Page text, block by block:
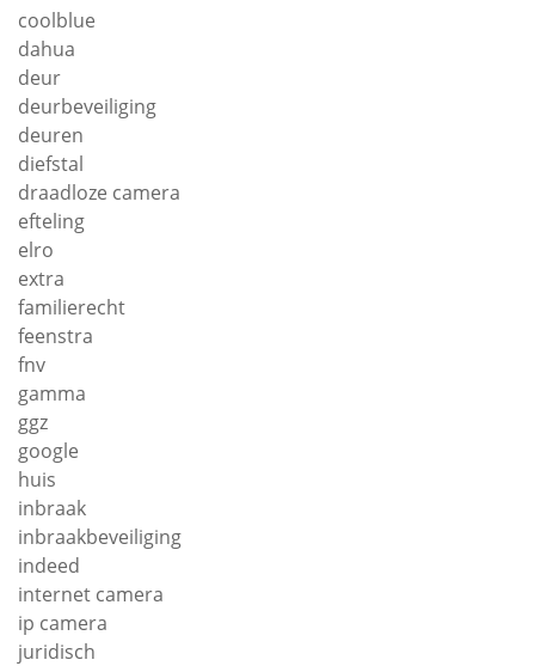
coolblue
dahua
deur
deurbeveiliging
deuren
diefstal
draadloze camera
efteling
elro
extra
familierecht
feenstra
fnv
gamma
ggz
google
huis
inbraak
inbraakbeveiliging
indeed
internet camera
ip camera
juridisch